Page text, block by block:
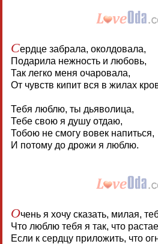
Сердце забрала, околдовала,
Подарила нежность и любовь,
Так легко меня очаровала,
От чувств кипит вся в жилах
Тебя люблю, ты дьяволица,
Тебе свою я душу отдаю,
Тобою не смогу вовек напиться,
И потому до дрожи я люблю.
Очень я хочу сказать, милая,
Что люблю тебя я так, что
Если к сердцу приложить, что